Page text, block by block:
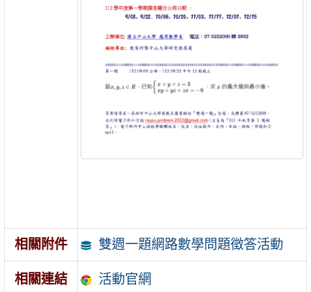
相關附件 雙週一題網路數學問題徵答活動
相關連結 活動官網